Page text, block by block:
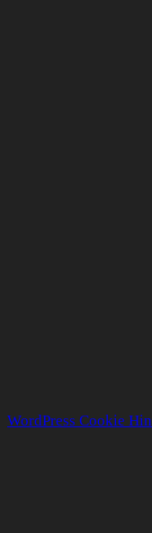
WordPress Cookie